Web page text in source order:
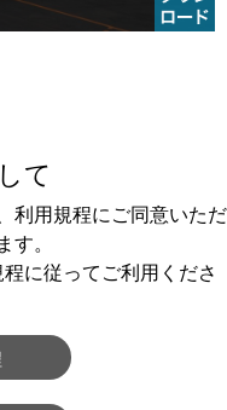
て
利用規程にご同意いただ
。
に従ってご利用くださ